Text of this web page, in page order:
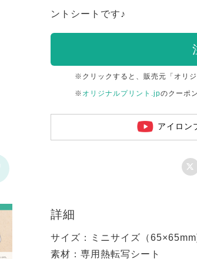
ントシートです♪
※クリックすると、販売元「オリ
※ オリジナルプリント.jpのクーポ
アイロン

詳細
サイズ：ミニサイズ（
素材：専用熱転写シート